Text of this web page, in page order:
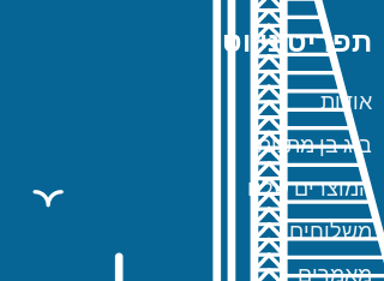
תפריט ניווט
אודות
ביג בן מתנות
המוצרים שלנו
משלוחים
מאמרים